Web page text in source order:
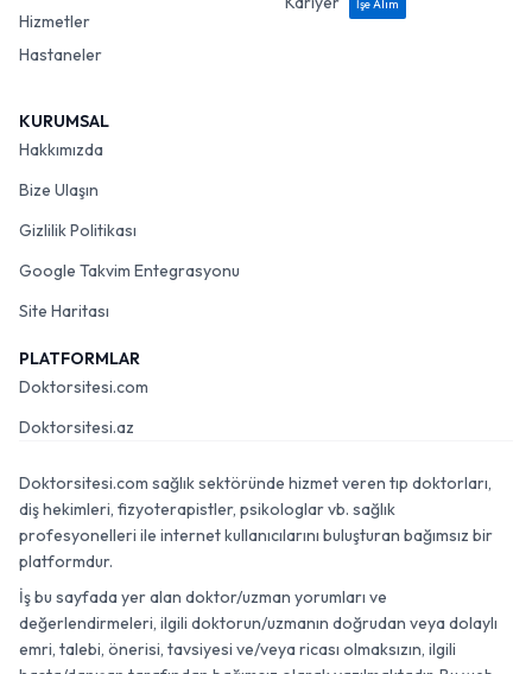
Hizmetler
Hastaneler
İşe Alım
KURUMSAL
Hakkımızda
Bize Ulaşın
Gizlilik Politikası
Google Takvim Entegrasyonu
Site Haritası
PLATFORMLAR
Doktorsitesi.com
Doktorsitesi.az
Doktorsitesi.com sağlık sektöründe hizmet veren tıp doktorları,
diş hekimleri, fizyoterapistler, psikologlar vb. sağlık
profesyonelleri ile internet kullanıcılarını buluşturan bağımsız bir
platformdur.
İş bu sayfada yer alan doktor/uzman yorumları ve
değerlendirmeleri, ilgili doktorun/uzmanın doğrudan veya dolaylı
emri, talebi, önerisi, tavsiyesi ve/veya ricası olmaksızın, ilgili